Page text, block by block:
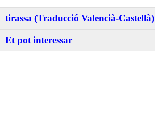
tirassa (Traducció Valencià-Castellà)
Et pot interessar